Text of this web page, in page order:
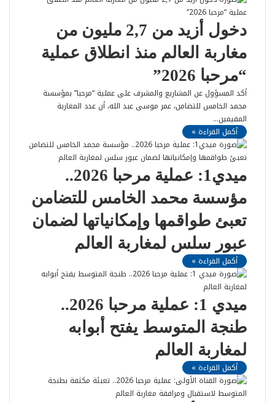
دخول أزيد من 2,7 مليون من
مغاربة العالم منذ انطلاق عملية
“مرحبا 2026”
أكد المسؤول عن المشاريع والمشرف على عملية “مرحبا” بمؤسسة
محمد الخامس للتضامن، عمر موسى عبد الله، أن عدد المغاربة
المقيمين…
أكمل القراءة »
ميدي1: عملية مرحبا 2026..
مؤسسة محمد الخامس للتضامن
تعبئ طواقمها وإمكانياتها لضمان
عبور سلس لمغاربة العالم
أكمل القراءة »
ميدي 1: عملية مرحبا 2026..
طنجة المتوسط يفتح أبوابه
لمغاربة العالم
أكمل القراءة »